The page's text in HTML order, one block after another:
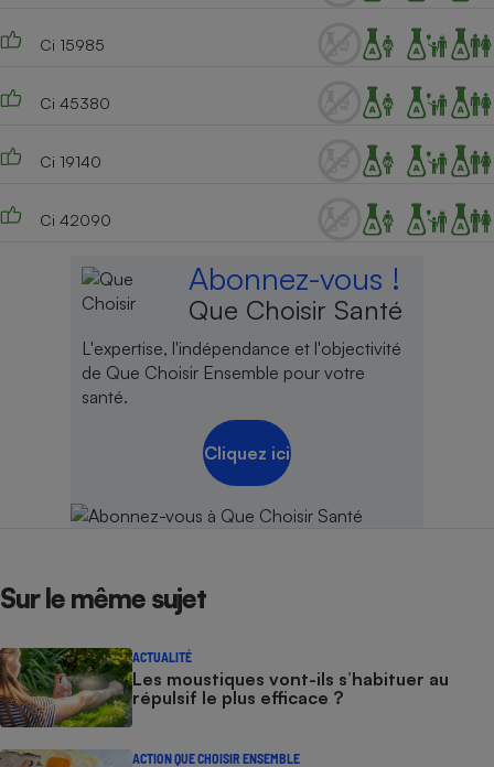
Ci 15985
Ci 45380
Ci 19140
Ci 42090
Abonnez-vous !
Que Choisir Santé
L'expertise, l'indépendance et l'objectivité
de Que Choisir Ensemble pour votre
santé.
Cliquez ici
Sur le même sujet
ACTUALITÉ
Les moustiques vont-ils s’habituer au
répulsif le plus efficace ?
ACTION QUE CHOISIR ENSEMBLE